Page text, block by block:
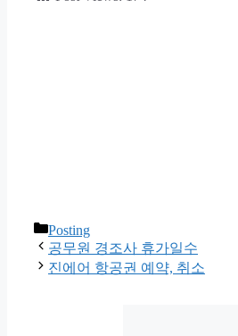
카
테
고
Posting
공무원 경조사 휴가일수
진에어 항공권 예약, 취소